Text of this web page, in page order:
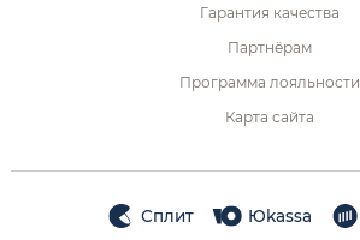
Гарантия качества
Партнёрам
Программа лояльности
Карта сайта
Сплит Юkassa